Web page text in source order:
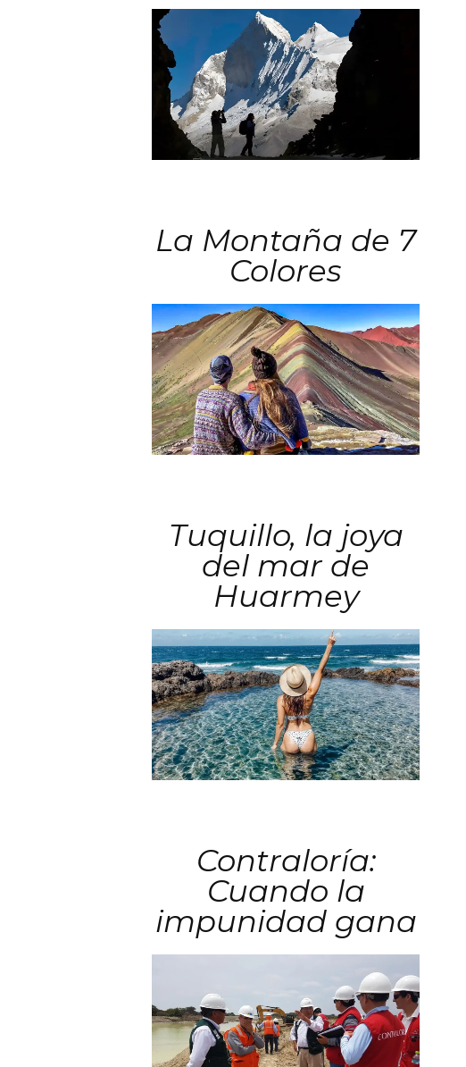
La Montaña de 7
Colores
Tuquillo, la joya
del mar de
Huarmey
Contraloría:
Cuando la
impunidad gana